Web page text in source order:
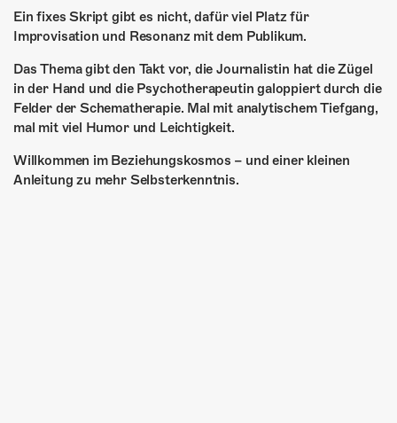
Ein fixes Skript gibt es nicht, dafür viel Platz für
Improvisation und Resonanz mit dem Publikum.
Das Thema gibt den Takt vor, die Journalistin hat die Zügel
in der Hand und die Psychotherapeutin galoppiert durch die
Felder der Schematherapie. Mal mit analytischem Tiefgang,
mal mit viel Humor und Leichtigkeit.
Willkommen im Beziehungskosmos – und einer kleinen
Anleitung zu mehr Selbsterkenntnis.